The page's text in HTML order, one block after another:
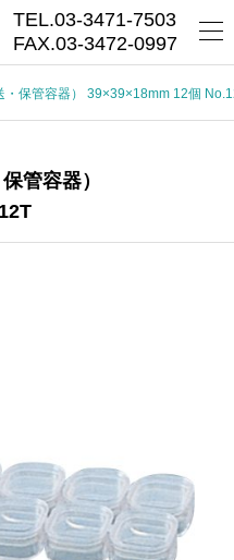
TEL.03-3471-7503
FAX.03-3472-0997
・保管容器） 39×39×18mm 12個
管容器）